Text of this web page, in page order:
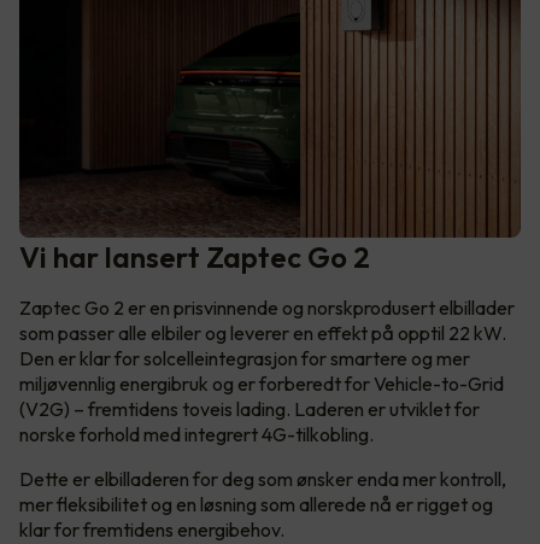
Vi har lansert Zaptec Go 2
Zaptec Go 2 er en prisvinnende og norskprodusert elbillader
som passer alle elbiler og leverer en effekt på opptil 22 kW.
Den er klar for solcelleintegrasjon for smartere og mer
miljøvennlig energibruk og er forberedt for Vehicle-to-Grid
(V2G) – fremtidens toveis lading. Laderen er utviklet for
norske forhold med integrert 4G-tilkobling.
Dette er elbilladeren for deg som ønsker enda mer kontroll,
mer fleksibilitet og en løsning som allerede nå er rigget og
klar for fremtidens energibehov.